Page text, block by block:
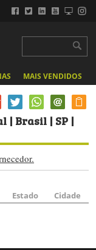
MAIS VENDIDOS
| Brasil | SP |
Estado Cidade